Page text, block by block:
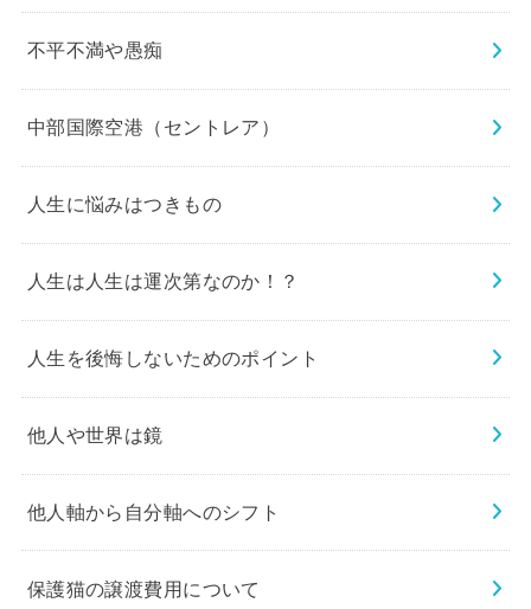
不平不満や愚痴
中部国際空港（セントレア）
人生に悩みはつきもの
人生は人生は運次第なのか！？
人生を後悔しないためのポイント
他人や世界は鏡
他人軸から自分軸へのシフト
保護猫の譲渡費用について